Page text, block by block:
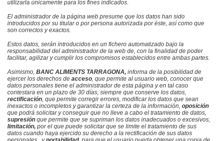
utilizarla únicamente para los fines indicados.
El administrador de la página web presume que los datos han sido
introducidos por su titular o por persona autorizada por éste, así como que
son correctos y exactos.
Estos datos, serán introducidos en un fichero automatizado bajo la
responsabilidad del administrador de la web de, con la finalidad de poder
facilitar, agilizar y cumplir los compromisos establecidos entre ambas partes.
Asimismo, BANC ALIMENTS TARRAGONA, informa de la posibilidad de
ejercer los derechos de acceso , que permite al usuario web, conocer que
datos personales tiene el administrador de esta página y en tal caso
contestara en un plazo de 30 días, siempre que conserve los datos,
rectificación , que permite corregir errores, modificar los datos que sean
inexactos o incompletos y garantizar la certeza de la información, oposición
que podrá solicitar y conseguir que no lleve a cabo el tratamiento de datos,
supresión que permite que se supriman los datos inadecuados o excesivos,
limitación, por el que puede solicitar que se limite el tratamiento de sus
datos cuando haya ejercido su derecho a la rectificación de sus datos